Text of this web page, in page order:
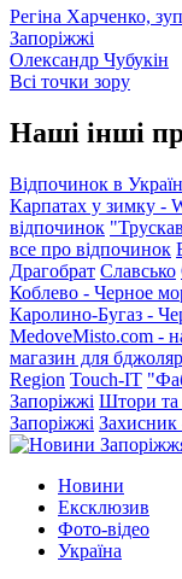
Регіна Харченко,
Запоріжжі
Олександр Чубукін
Всі точки зору
Наші інші
Відпочинок в
Карпатах у зимку -
відпочинок
все про відпочинок
Драгобрат Славсько
Коблево - Черное
Каролино-Бугаз -
MedoveMisto.com -
магазин для
Region Touch-IT
Запоріжжі Штори та
Запоріжжі Захисник
Новини
Ексклюзив
Фото-відео
Україна